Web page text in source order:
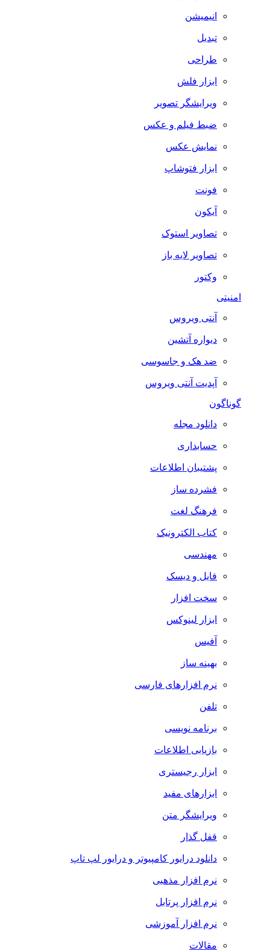
انیمیشن
تبدیل
طراحی
ابزار فلش
ویرایشگر تصویر
ضبط فيلم و عكس
نمایش عکس
ابزار فتوشاپ
فونت
آیکون
تصاویر استوک
تصاویر لایه باز
وکتور
امنیتی
آنتی ویروس
دیواره آتشین
ضد هک و جاسوسی
آپدیت آنتی ویروس
گوناگون
دانلود مجله
حسابداری
پشتیبان اطلاعات
فشرده ساز
فرهنگ لغت
کتاب الکترونیک
مهندسی
فایل و دیسک
سخت افزار
ابزار لینوکس
آفیس
بهینه ساز
نرم افزارهای فارسی
تلفن
برنامه نویسی
بازیابی اطلاعات
ابزار رجیستری
ابزارهای مفید
ویرایشگر متن
قفل گذار
دانلود درایور کامپیوتر و درایور لپ تاپ
نرم افزار مذهبی
نرم افزار پرتابل
نرم افزار آموزشی
مقالات